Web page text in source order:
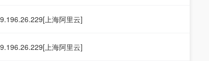
上海阿里云]
上海阿里云]